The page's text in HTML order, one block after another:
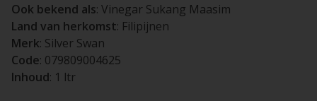
Ook bekend als: Vinegar Sukang Maasim
Land van herkomst: Filipijnen
Merk: Silver Swan
Code: 079809004625
Inhoud: 1 ltr